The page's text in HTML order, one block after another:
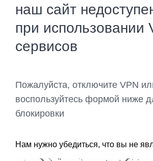
наш сайт
при использовании
сервисов
Пожалуйста, отключите VPN
воспользуйтесь формой ниже
блокировки
Нам нужно убедиться, что вы не